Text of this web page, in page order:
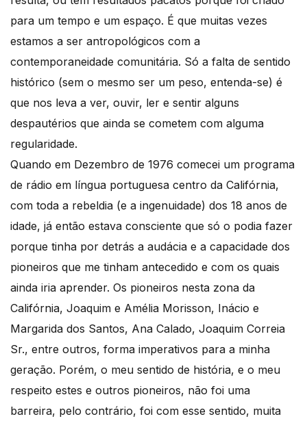
para um tempo e um espaço. É que muitas vezes
estamos a ser antropológicos com a
contemporaneidade comunitária. Só a falta de sentido
histórico (sem o mesmo ser um peso, entenda-se) é
que nos leva a ver, ouvir, ler e sentir alguns
despautérios que ainda se cometem com alguma
regularidade.
Quando em Dezembro de 1976 comecei um programa
de rádio em língua portuguesa centro da Califórnia,
com toda a rebeldia (e a ingenuidade) dos 18 anos de
idade, já então estava consciente que só o podia fazer
porque tinha por detrás a audácia e a capacidade dos
pioneiros que me tinham antecedido e com os quais
ainda iria aprender. Os pioneiros nesta zona da
Califórnia, Joaquim e Amélia Morisson, Inácio e
Margarida dos Santos, Ana Calado, Joaquim Correia
Sr., entre outros, forma imperativos para a minha
geração. Porém, o meu sentido de história, e o meu
respeito estes e outros pioneiros, não foi uma
barreira, pelo contrário, foi com esse sentido, muita